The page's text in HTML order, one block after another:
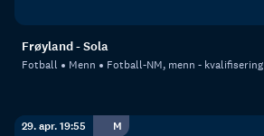
Frøyland - Sola
Fotball Menn Fotball-NM, menn - kvalifisering
29. apr. 19:55 M